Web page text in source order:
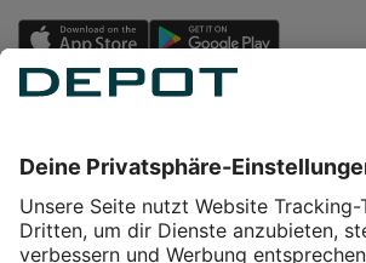
Service